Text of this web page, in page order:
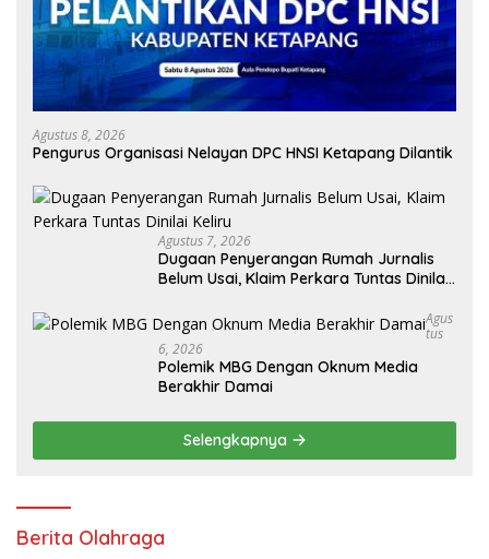
Agustus 8, 2026
Pengurus Organisasi Nelayan DPC HNSI Ketapang Dilantik
Agustus 7, 2026
Dugaan Penyerangan Rumah Jurnalis
Belum Usai, Klaim Perkara Tuntas Dinilai
Agus
Tus
6, 2026
Polemik MBG Dengan Oknum Media
Berakhir Damai
Selengkapnya
Berita Olahraga